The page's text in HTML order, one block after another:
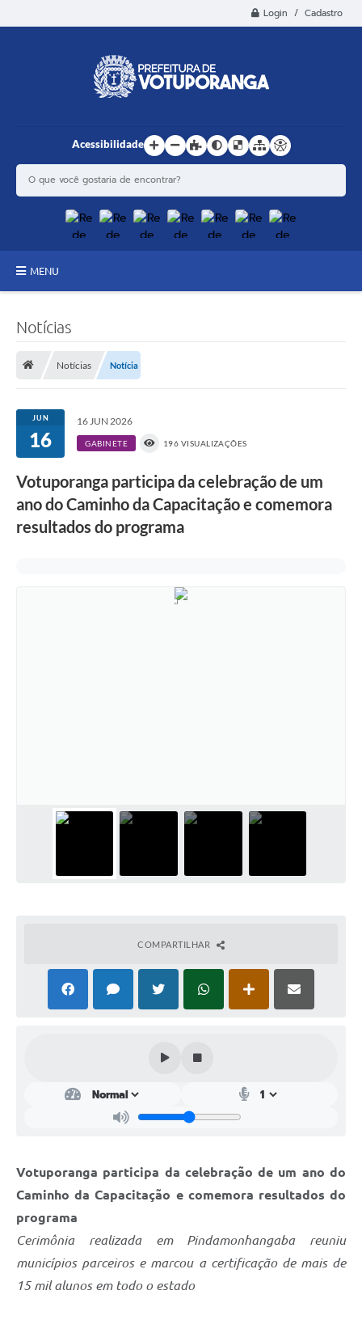
Login / Cadastro
Acessibilidade
MENU
A História
Notícias
Diário Oficial
Prestação de Contas
Audiências Públicas
Agenda
Notícias
Notícias Notícia
JUN
16
16 JUN 2026
GABINETE 196 VISUALIZAÇÕES
Votuporanga participa da celebração de um
ano do Caminho da Capacitação e comemora
resultados do programa
COMPARTILHAR
Votuporanga participa da celebração de um ano do
Caminho da Capacitação e comemora resultados do
programa
Cerimônia realizada em Pindamonhangaba reuniu
municípios parceiros e marcou a certificação de mais de
15 mil alunos em todo o estado